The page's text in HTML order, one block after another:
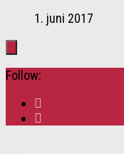
1. juni 2017
Follow: